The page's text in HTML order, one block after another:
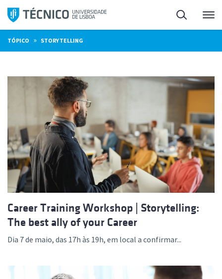
Saltar
para
o
conteúdo
Pesquisa
TÓPICO » STORYTELLING
Career Training Workshop | Storytelling:
The best ally of your Career
Dia 7 de maio, das 17h às 19h, em local a confirmar...